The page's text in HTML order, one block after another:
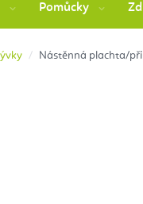
Pomůcky
Nástěnná plachta/